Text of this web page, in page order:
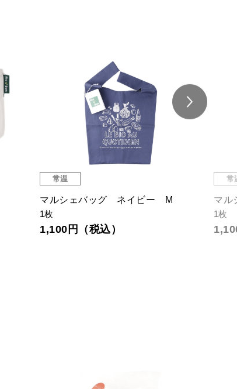
常温
マルシェバッグ ネイビー M
1枚
1,100円（税込）
常
マ
1枚